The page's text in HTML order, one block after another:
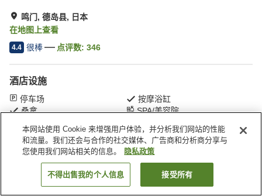
鸣门, 德岛县, 日本
在地图上查看
4.4 很棒 点评数: 346
酒店设施
停车场
按摩浴缸
桑拿
SPA/美容院
首页 日本 德岛县 鸣门 第十四鸣门旅馆
搜索客房
本网站使用 Cookie 来增强用户体验，并分析我们网站的性能
和流量。我们还会与合作的社交媒体、广告商和分析商分享与
您使用我们网站相关的信息。
隐私政策
不得出售我的个人信息 接受所有